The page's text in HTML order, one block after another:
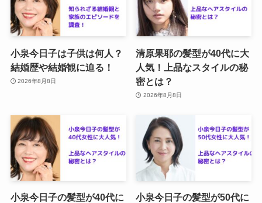
小泉今日子は子供は何人？
結婚歴や結婚観に迫る！
2026年8月8日
清原果耶の髪型が40代に大
人気！上品なスタイルの秘
密とは？
2026年8月8日
小泉今日子の髪型が40代に
小泉今日子の髪型が50代に